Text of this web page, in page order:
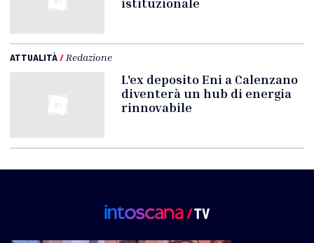
ATTUALITÀ/ Redazione
L'ex deposito Eni a Calenzano
diventerà un hub di energia
rinnovabile